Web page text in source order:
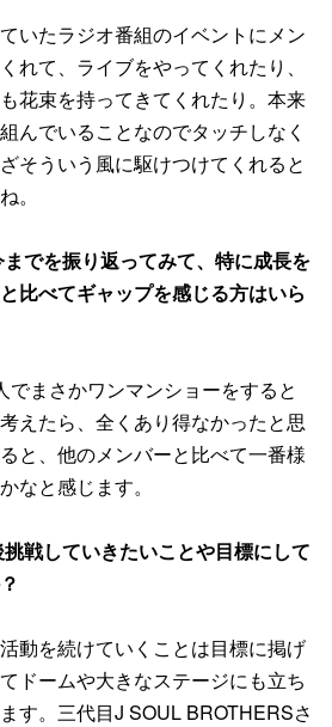
いたラジオ番組のイベントにメン
れて、ライブをやってくれたり、
花束を持ってきてくれたり。本来
んでいることなのでタッチしなく
そういう風に駆けつけてくれると
。
でを振り返ってみて、特に成長を
比べてギャップを感じる方はいら
まさかワンマンショーをすると
えたら、全くあり得なかったと思
と、他のメンバーと比べて一番様
なと感じます。
戦していきたいことや目標にして
動を続けていくことは目標に掲げ
ドームや大きなステージにも立ち
す。三代目J SOUL BROTHERSさ